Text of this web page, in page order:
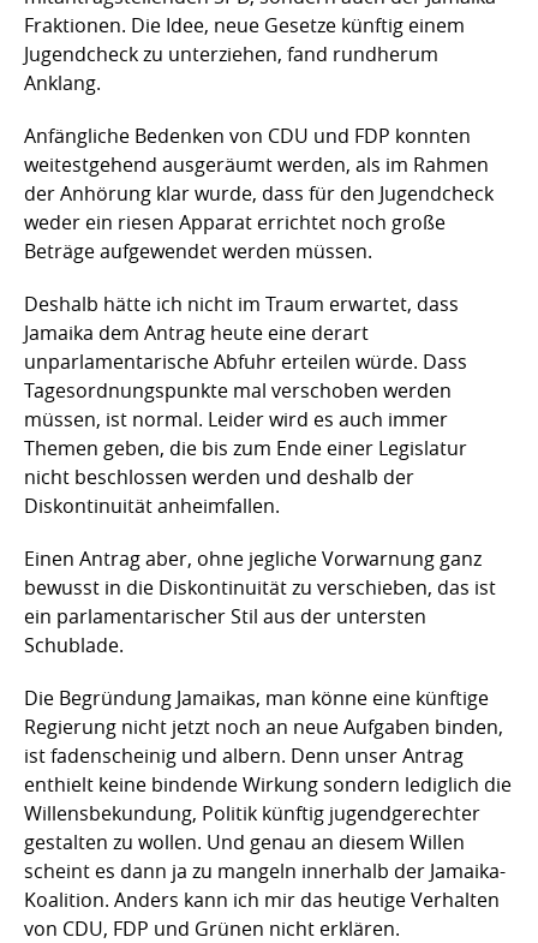
Fraktionen. Die Idee, neue Gesetze künftig einem
Jugendcheck zu unterziehen, fand rundherum
Anklang.
Anfängliche Bedenken von CDU und FDP konnten
weitestgehend ausgeräumt werden, als im Rahmen
der Anhörung klar wurde, dass für den Jugendcheck
weder ein riesen Apparat errichtet noch große
Beträge aufgewendet werden müssen.
Deshalb hätte ich nicht im Traum erwartet, dass
Jamaika dem Antrag heute eine derart
unparlamentarische Abfuhr erteilen würde. Dass
Tagesordnungspunkte mal verschoben werden
müssen, ist normal. Leider wird es auch immer
Themen geben, die bis zum Ende einer Legislatur
nicht beschlossen werden und deshalb der
Diskontinuität anheimfallen.
Einen Antrag aber, ohne jegliche Vorwarnung ganz
bewusst in die Diskontinuität zu verschieben, das ist
ein parlamentarischer Stil aus der untersten
Schublade.
Die Begründung Jamaikas, man könne eine künftige
Regierung nicht jetzt noch an neue Aufgaben binden,
ist fadenscheinig und albern. Denn unser Antrag
enthielt keine bindende Wirkung sondern lediglich die
Willensbekundung, Politik künftig jugendgerechter
gestalten zu wollen. Und genau an diesem Willen
scheint es dann ja zu mangeln innerhalb der Jamaika-
Koalition. Anders kann ich mir das heutige Verhalten
von CDU, FDP und Grünen nicht erklären.